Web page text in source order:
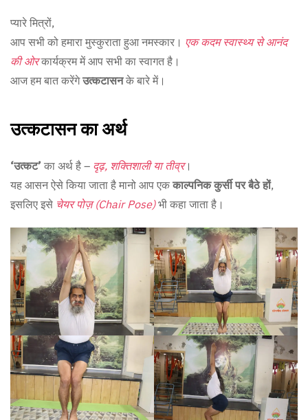
प्यारे मित्रों,
आप सभी को हमारा मुस्कुराता हुआ नमस्कार। एक कदम स्वास्थ्य से आनंद
की ओरकार्यक्रम में आप सभी का स्वागत है।
आज हम बात करेंगेउत्कटासनके बारे में।
उत्कटासन का अर्थ
‘उत्कट’ का अर्थ है – दृढ़, शक्तिशाली या तीव्र।
यह आसन ऐसे किया जाता है मानो आप एककाल्पनिक कुर्सी पर बैठे हों,
इसलिए इसे चेयर पोज़ (Chair Pose)भी कहा जाता है।